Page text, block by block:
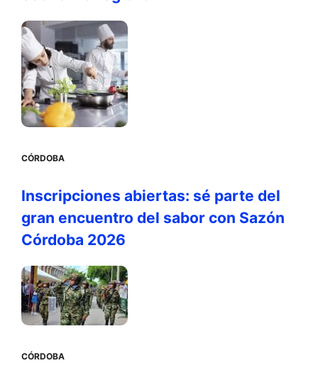
CÓRDOBA
Inscripciones abiertas: sé parte del
gran encuentro del sabor con Sazón
Córdoba 2026
CÓRDOBA